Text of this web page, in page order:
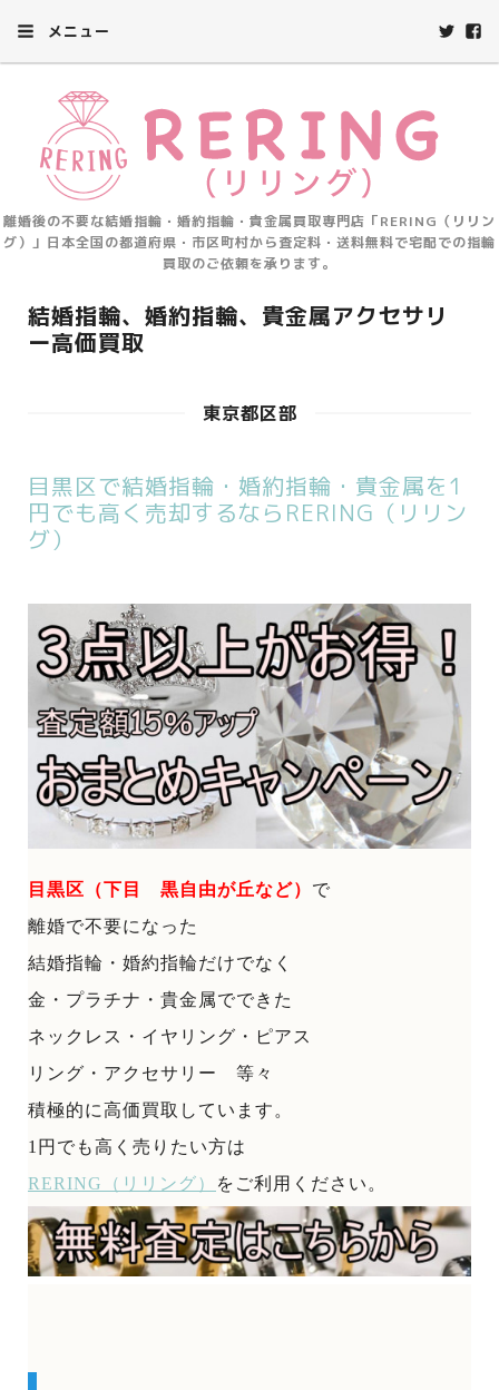
メニュー
離婚後の不要な結婚指輪・婚約指輪・貴金属買取専門店「RERING（リリン
グ）」日本全国の都道府県・市区町村から査定料・送料無料で宅配での指輪
買取のご依頼を承ります。
結婚指輪、婚約指輪、貴金属アクセサリ
ー高価買取
東京都区部
目黒区で結婚指輪・婚約指輪・貴金属を1
円でも高く売却するならRERING（リリン
グ）
目黒区（下目 黒自由が丘など） で
離婚で不要になった
結婚指輪・婚約指輪だけでなく
金・プラチナ・貴金属でできた
ネックレス・イヤリング・ピアス
リング・アクセサリー 等々
積極的に高価買取しています。
1円でも高く売りたい方は
RERING（リリング）
をご利用ください。